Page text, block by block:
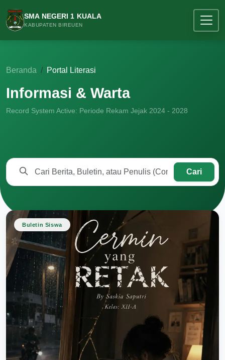
SMA NEGERI 1 KUALA
KABUPATEN BIREUEN
Beranda Portal Literasi
Informasi & Warta
Record System Active: Periode Rekam Jejak 2024 - 2028
Cari
Buletin Siswa